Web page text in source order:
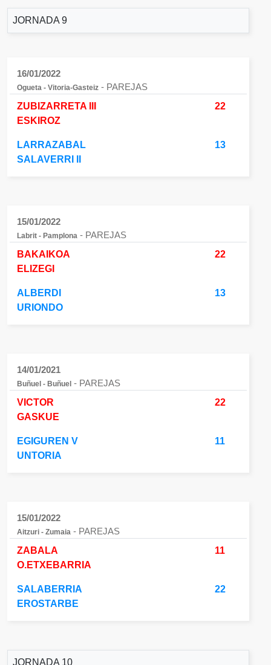
JORNADA 9
16/01/2022
Ogueta - Vitoria-Gasteiz - PAREJAS
ZUBIZARRETA III
ESKIROZ
22
LARRAZABAL
SALAVERRI II
13
15/01/2022
Labrit - Pamplona - PAREJAS
BAKAIKOA
ELIZEGI
22
ALBERDI
URIONDO
13
14/01/2021
Buñuel - Buñuel - PAREJAS
VICTOR
GASKUE
22
EGIGUREN V
UNTORIA
11
15/01/2022
Aitzuri - Zumaia - PAREJAS
ZABALA
O.ETXEBARRIA
11
SALABERRIA
EROSTARBE
22
JORNADA 10